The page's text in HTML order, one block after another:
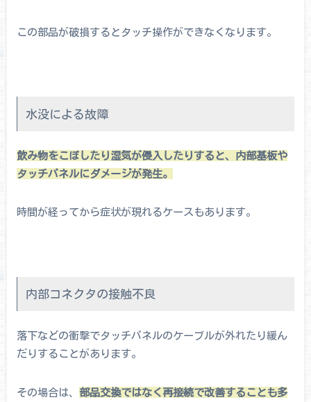
この部品が破損するとタッチ操作ができなくなります。
水没による故障
飲み物をこぼしたり湿気が侵入したりすると、内部基板や
タッチパネルにダメージが発生。
時間が経ってから症状が現れるケースもあります。
内部コネクタの接触不良
落下などの衝撃でタッチパネルのケーブルが外れたり緩ん
だりすることがあります。
その場合は、 部品交換ではなく再接続で改善することも多